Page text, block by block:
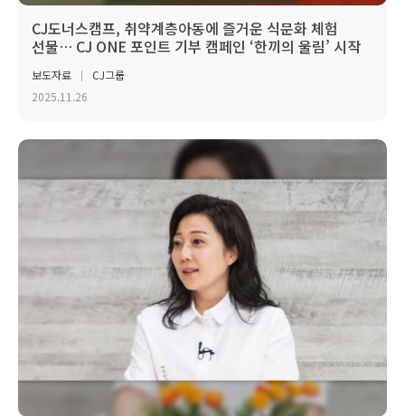
CJ도너스캠프, 취약계층아동에 즐거운 식문화 체험
선물… CJ ONE 포인트 기부 캠페인 ‘한끼의 울림’ 시작
보도자료
CJ그룹
2025.11.26